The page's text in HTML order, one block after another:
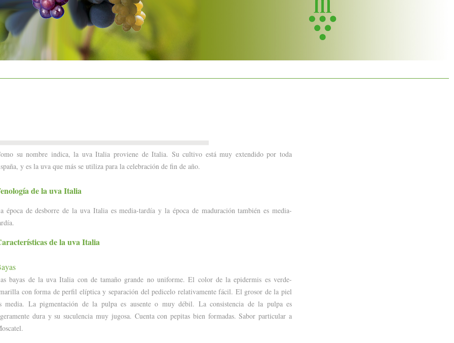
su nombre indica, la uva Italia proviene de Italia. Su cultivo está muy extendido por toda
y es la uva que más se utiliza para la celebración de fin de año.
de la uva Italia
época de desborre de la uva Italia es media-tardía y la época de maduración también es media-
de la uva Italia
bayas de la uva Italia con de tamaño grande no uniforme. El color de la epidermis es verde-
con forma de perfil elíptica y separación del pedicelo relativamente fácil. El grosor de la piel
media. La pigmentación de la pulpa es ausente o muy débil. La consistencia de la pulpa es
dura y su suculencia muy jugosa. Cuenta con pepitas bien formadas. Sabor particular a